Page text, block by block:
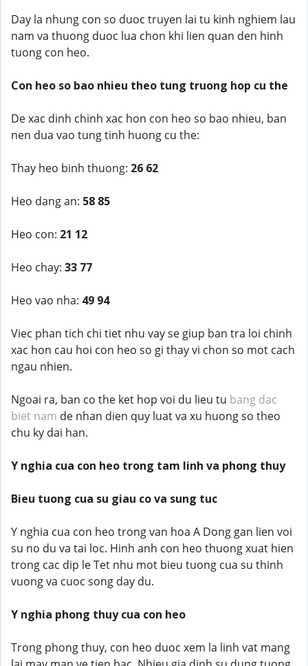
Day la nhung con so duoc truyen lai tu kinh nghiem lau
nam va thuong duoc lua chon khi lien quan den hinh
tuong con heo.
Con heo so bao nhieu theo tung truong hop cu the
De xac dinh chinh xac hon con heo so bao nhieu, ban
nen dua vao tung tinh huong cu the:
Thay heo binh thuong: 26 62
Heo dang an: 58 85
Heo con: 21 12
Heo chay: 33 77
Heo vao nha: 49 94
Viec phan tich chi tiet nhu vay se giup ban tra loi chinh
xac hon cau hoi con heo so gi thay vi chon so mot cach
ngau nhien.
Ngoai ra, ban co the ket hop voi du lieu tu bang dac
biet nam de nhan dien quy luat va xu huong so theo
chu ky dai han.
Y nghia cua con heo trong tam linh va phong thuy
Bieu tuong cua su giau co va sung tuc
Y nghia cua con heo trong van hoa A Dong gan lien voi
su no du va tai loc. Hinh anh con heo thuong xuat hien
trong cac dip le Tet nhu mot bieu tuong cua su thinh
vuong va cuoc song day du.
Y nghia phong thuy cua con heo
Trong phong thuy, con heo duoc xem la linh vat mang